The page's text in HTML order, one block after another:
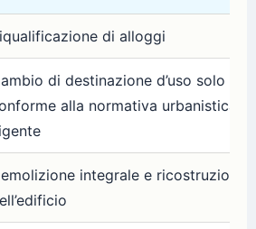
di alloggi
di destinazione d’uso solo se
alla normativa urbanistica
integrale e ricostruzione